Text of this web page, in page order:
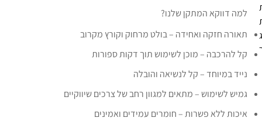
למה דווקא המתקן שלנו?
תאורה חזקה ואחידה – בולט מרחוק וקורץ מקרוב
קל להרכבה – מוכן לשימוש תוך דקות ספורות
נייד במיוחד – קל לנשיאה והובלה
גמיש לשימוש – מתאים למגוון רחב של צרכים שיווקיים
איכות ללא פשרות – חומרים עמידים ואמינים